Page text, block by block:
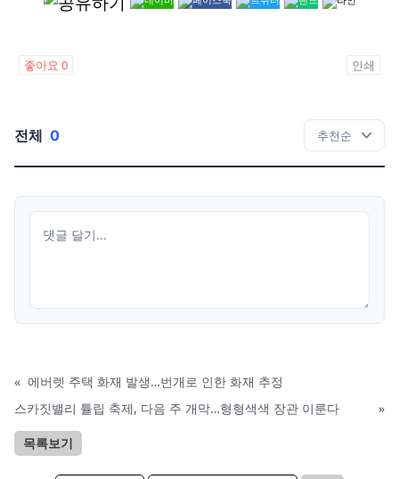
좋아요 0 인쇄
전체 0
« 에버렛 주택 화재 발생…번개로 인한 화재 추정
스카짓밸리 튤립 축제, 다음 주 개막…형형색색 장관 이룬다
»
목록보기